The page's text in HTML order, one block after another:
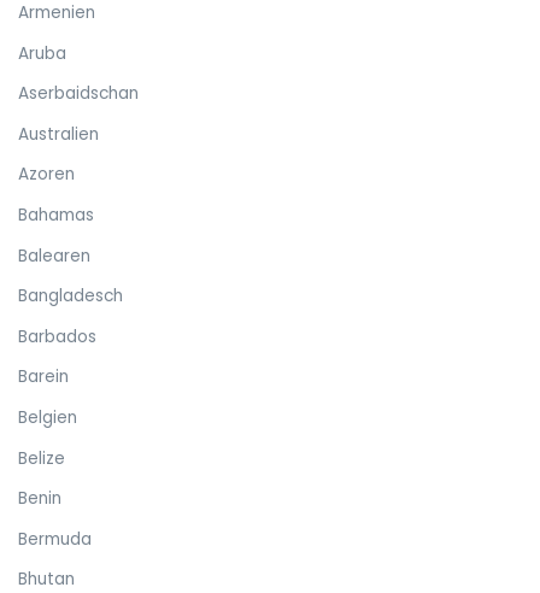
Armenien
Aruba
Aserbaidschan
Australien
Azoren
Bahamas
Balearen
Bangladesch
Barbados
Barein
Belgien
Belize
Benin
Bermuda
Bhutan